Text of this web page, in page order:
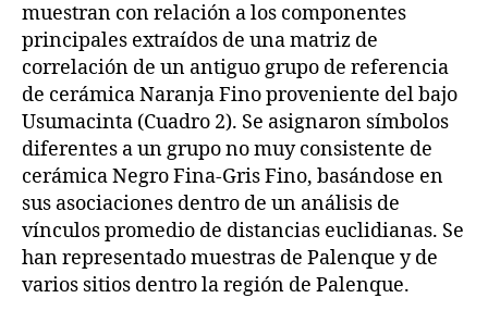
muestran con relación a los componentes
principales extraídos de una matriz de
correlación de un antiguo grupo de referencia
de cerámica Naranja Fino proveniente del bajo
Usumacinta (Cuadro 2). Se asignaron símbolos
diferentes a un grupo no muy consistente de
cerámica Negro Fina-Gris Fino, basándose en
sus asociaciones dentro de un análisis de
vínculos promedio de distancias euclidianas. Se
han representado muestras de Palenque y de
varios sitios dentro la región de Palenque.